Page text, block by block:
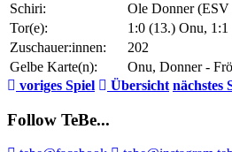
Schiri:
Ole Donner
Tor(e):
1:0 (13.) Onu,
Zuschauer:innen:
202
Gelbe Karte(n):
Onu, Donner -
voriges Spiel
Übersicht nächstes
Follow TeBe...